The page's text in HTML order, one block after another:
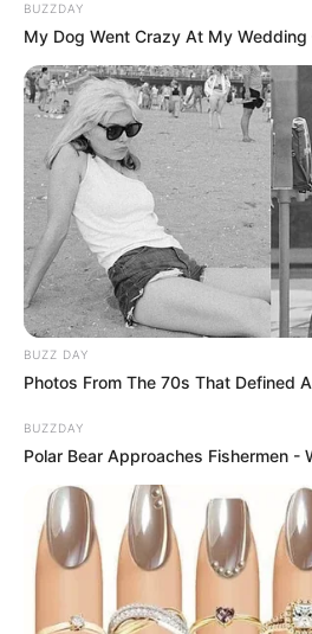
BUZZDAY
My Dog Went Crazy At My
BUZZ DAY
Photos From The 70s That Defined
BUZZDAY
Polar Bear Approaches Fishermen -